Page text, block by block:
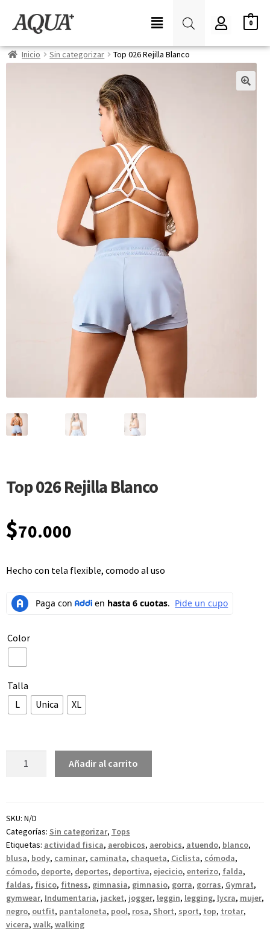
0
Inicio Sin categorizar Top 026 Rejilla Blanco
Top 026 Rejilla Blanco
$70.000
Hecho con tela flexible, comodo al uso
Color
Talla
L
Unica XL
Añadir al carrito
SKU: N/D
Categorías: Sin categorizar, Tops
Etiquetas: actividad fisica, aerobicos, aerobics, atuendo, blanco,
blusa, body, caminar, caminata, chaqueta, Ciclista, cómoda,
cómodo, deporte, deportes, deportiva, ejecicio, enterizo, falda,
faldas, fisico, fitness, gimnasia, gimnasio, gorra, gorras, Gymrat,
gymwear, Indumentaria, jacket, jogger, leggin, legging, lycra, mujer,
negro, outfit, pantaloneta, pool, rosa, Short, sport, top, trotar,
vicera, walk, walking